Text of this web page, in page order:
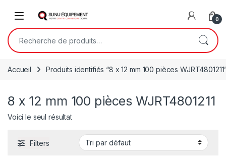
Open 0
Recherche pour :
Accueil Produits identifiés “8 x 12 mm 100 pièces
8 x 12 mm 100 pièces WJRT4801211
Voici le seul résultat
Filters